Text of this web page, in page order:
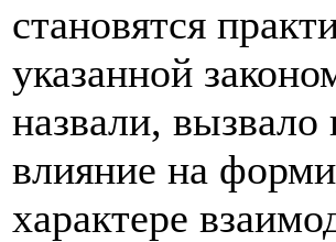
становятся
указанной
назвали,
влияние на
характере